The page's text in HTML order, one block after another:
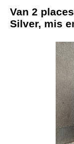
Van 2
Silver, mis